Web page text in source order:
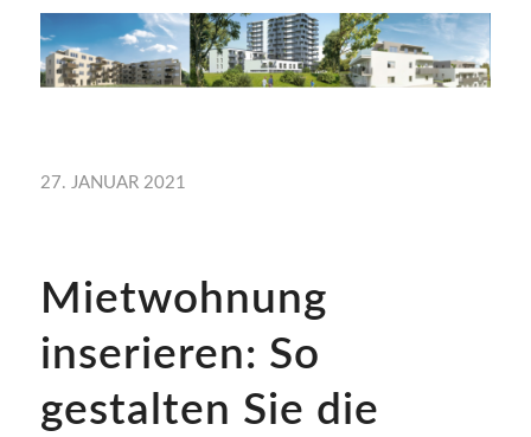
27. JANUAR 2021
Mietwohnung
inserieren: So
gestalten Sie die